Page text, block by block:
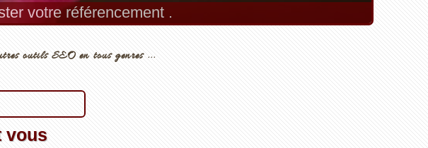
votre référencement .
outils SEO en tous genres ...
vous